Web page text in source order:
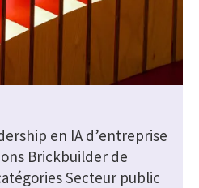
en IA d’entreprise
Brickbuilder de
Secteur public